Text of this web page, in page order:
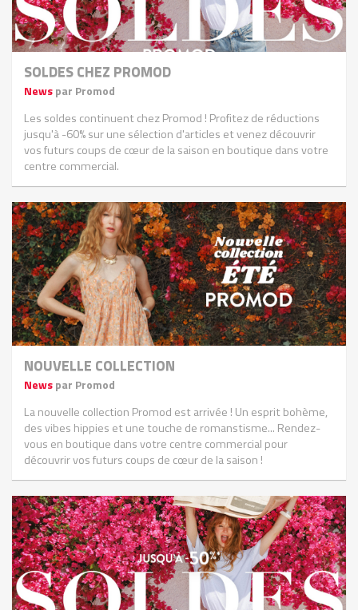
SOLDES CHEZ PROMOD
Newspar Promod
Les soldes continuent chez Promod ! Profitez de réductions
jusqu'à -60% sur une sélection d'articles et venez découvrir
vos futurs coups de cœur de la saison en boutique dans votre
centre commercial.
NOUVELLE COLLECTION
Newspar Promod
La nouvelle collection Promod est arrivée ! Un esprit bohème,
des vibes hippies et une touche de romanstisme... Rendez-
vous en boutique dans votre centre commercial pour
découvrir vos futurs coups de cœur de la saison !